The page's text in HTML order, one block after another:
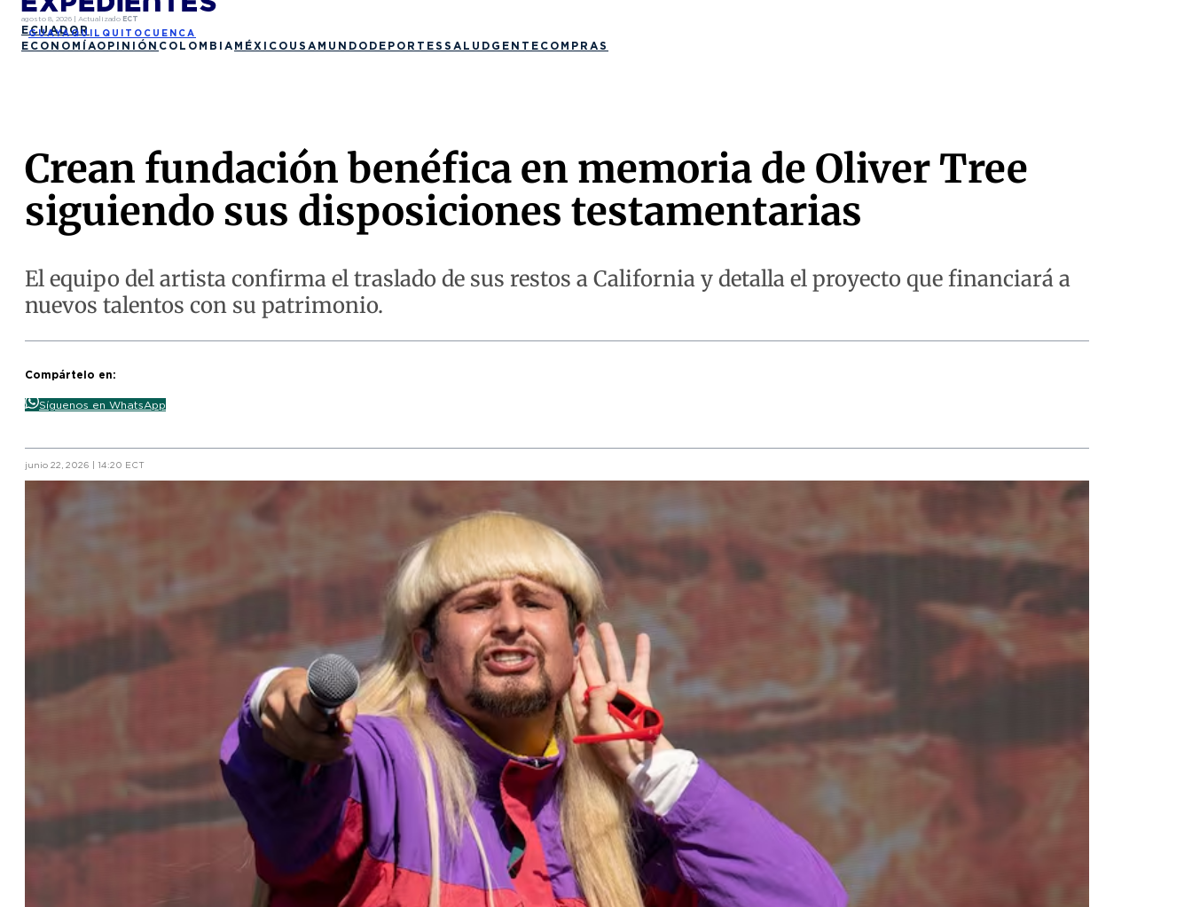
agosto 8, 2026 | Actualizado ECT
ECUADOR
GUAYAQUIL QUITO CUENCA
ECONOMÍAOPINIÓN COLOMBIA MÉXICO USA MUNDO DEPORTES SALUD GENTE COMPRAS
Crean fundación benéfica en memoria de Oliver Tree
siguiendo sus disposiciones testamentarias
El equipo del artista confirma el traslado de sus restos a California y detalla el proyecto que financiará a
nuevos talentos con su patrimonio.
Compártelo en:
Síguenos en WhatsApp
junio 22, 2026 | 14:20 ECT